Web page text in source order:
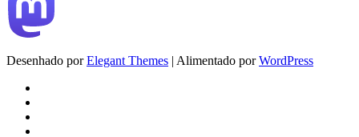
Desenhado porElegant Themes | Alimentado porWordPress